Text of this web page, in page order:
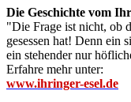
Die Geschichte vom
"Die Frage ist nicht, ob
gesessen hat! Denn ein
ein stehender nur
Erfahre mehr unter:
www.ihringer-esel.de